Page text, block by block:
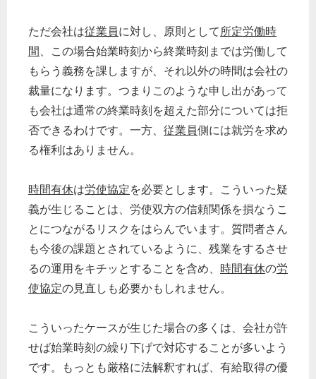
ただ会社は従業員に対し、原則として所定労働時
間、この場合始業時刻から終業時刻までは労働して
もらう義務を課しますが、それ以外の時間は会社の
裁量になります。つまりこのような申し出があって
も会社は通常の終業時刻を超えた部分については拒
否できるわけです。一方、 従業員側には就労を求め
る権利はありません。
時間有休は労使協定を必要とします。こういった疑
義が生じることは、労使双方の信頼関係を損なうこ
とにつながるリスクをはらんでいます。質問者さん
も今後の課題とされているように、残業をするさせ
るの運用をキチッとすることを含め、 時間有休の労
使協定の見直しも必要かもしれません。
こういったケースが生じた場合の多くは、会社が許
せば始業時刻の繰り下げで対応することが多いよう
です。もっとも厳格に法解釈すれば、有給取得の優